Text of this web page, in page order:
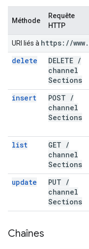
Méthode
Requête
HTTP
URI liés à https: //www.
delete
DELETE /
channel
Sections
insert POST /
channel
Sections
list GET /
channel
Sections
update PUT /
channel
Sections
Chaînes